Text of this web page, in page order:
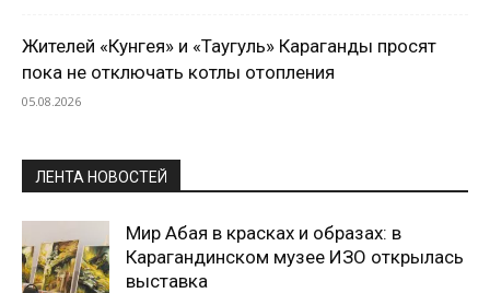
Жителей «Кунгея» и «Таугуль» Караганды просят
пока не отключать котлы отопления
05.08.2026
ЛЕНТА НОВОСТЕЙ
Мир Абая в красках и образах: в
Карагандинском музее ИЗО открылась
выставка